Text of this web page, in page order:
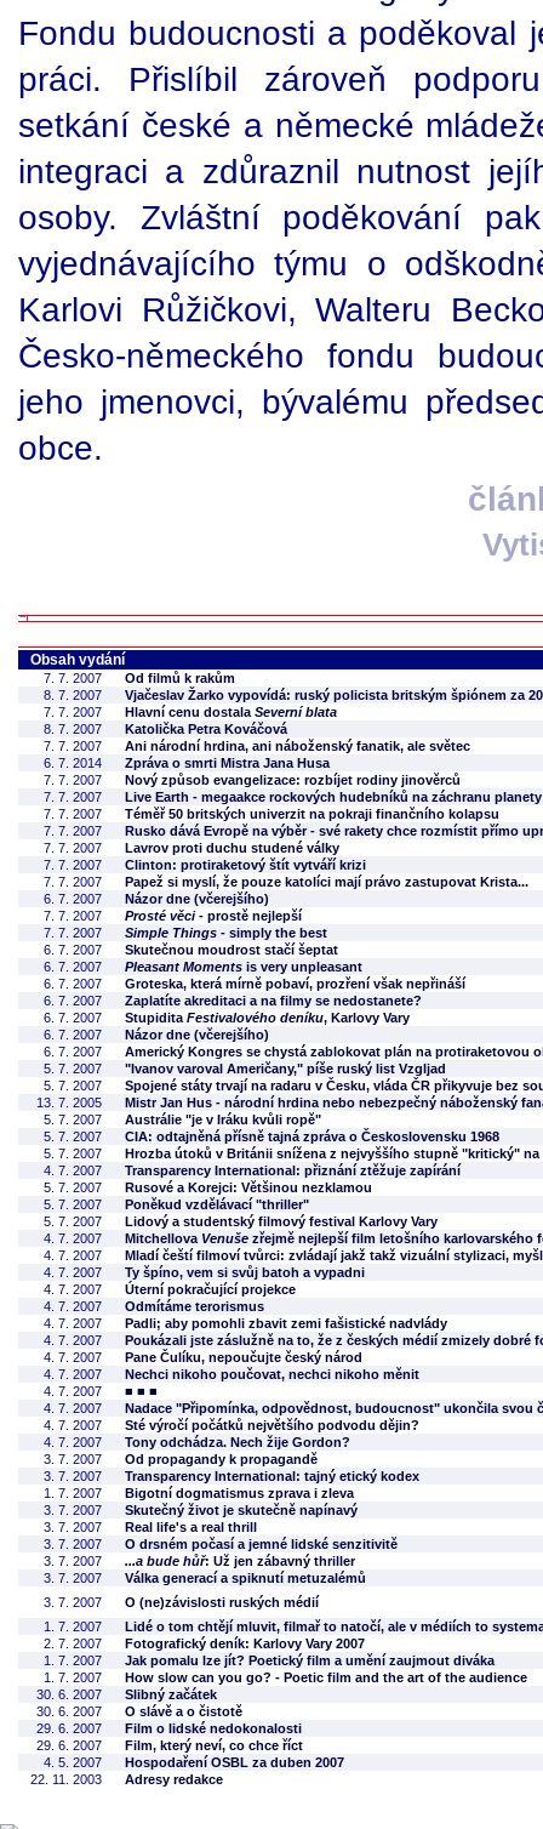
Fondu budoucnosti a poděkoval
práci. Přislíbil zároveň
setkání české a německé
integraci a zdůraznil nutnost
osoby. Zvláštní poděkování
vyjednávajícího týmu o
Karlovi Růžičkovi, Walteru
Česko-německého fondu
jeho jmenovci, bývalému
obce.
Obsah vydání
7. 7. 2007
Od filmů k rakům
8. 7. 2007
Vjačeslav Žarko vypovídá: ruský policista britským špiónem za
7. 7. 2007
Hlavní cenu dostala Severní blata
8. 7. 2007
Katolička Petra Kováčová
7. 7. 2007
Ani národní hrdina, ani náboženský fanatik, ale světec
6. 7. 2014
Zpráva o smrti Mistra Jana Husa
7. 7. 2007
Nový způsob evangelizace: rozbíjet rodiny jinověrců
7. 7. 2007
Live Earth - megaakce rockových hudebníků na záchranu planety
7. 7. 2007
Téměř 50 britských univerzit na pokraji finančního kolapsu
7. 7. 2007
Rusko dává Evropě na výběr - své rakety chce rozmístit přímo
7. 7. 2007
Lavrov proti duchu studené války
7. 7. 2007
Clinton: protiraketový štít vytváří krizi
7. 7. 2007
Papež si myslí, že pouze katolíci mají právo zastupovat Krista...
6. 7. 2007
Názor dne (včerejšího)
7. 7. 2007
Prosté věci- prostě nejlepší
7. 7. 2007
Simple Things - simply the best
6. 7. 2007
Skutečnou moudrost stačí šeptat
6. 7. 2007
Pleasant Moments is very unpleasant
6. 7. 2007
Groteska, která mírně pobaví, prozření však nepřináší
6. 7. 2007
Zaplatíte akreditaci a na filmy se nedostanete?
6. 7. 2007
Stupidita Festivalového deníku, Karlovy Vary
6. 7. 2007
Názor dne (včerejšího)
6. 7. 2007
Americký Kongres se chystá zablokovat plán na protiraketovou
5. 7. 2007
"Ivanov varoval Američany," píše ruský list Vzgljad
5. 7. 2007
Spojené státy trvají na radaru v Česku, vláda ČR přikyvuje bez
13. 7. 2005
Mistr Jan Hus - národní hrdina nebo nebezpečný náboženský
5. 7. 2007
Austrálie "je v Iráku kvůli ropě"
5. 7. 2007
CIA: odtajněná přísně tajná zpráva o Československu 1968
5. 7. 2007
Hrozba útoků v Británii snížena z nejvyššího stupně "kritický" na
4. 7. 2007
Transparency International: přiznání ztěžuje zapírání
5. 7. 2007
Rusové a Korejci: Většinou nezklamou
5. 7. 2007
Poněkud vzdělávací "thriller"
5. 7. 2007
Lidový a studentský filmový festival Karlovy Vary
4. 7. 2007
Mitchellova Venuše zřejmě nejlepší film letošního karlovarského
4. 7. 2007
Mladí čeští filmoví tvůrci: zvládají jakž takž vizuální stylizaci,
4. 7. 2007
Ty špíno, vem si svůj batoh a vypadni
4. 7. 2007
Úterní pokračující projekce
4. 7. 2007
Odmítáme terorismus
4. 7. 2007
Padli; aby pomohli zbavit zemi fašistické nadvlády
4. 7. 2007
Poukázali jste záslužně na to, že z českých médií zmizely dobré
4. 7. 2007
Pane Čulíku, nepoučujte český národ
4. 7. 2007
Nechci nikoho poučovat, nechci nikoho měnit
4. 7. 2007
■ ■ ■
4. 7. 2007
Nadace "Připomínka, odpovědnost, budoucnost" ukončila svou
4. 7. 2007
Sté výročí počátků největšího podvodu dějin?
4. 7. 2007
Tony odchádza. Nech žije Gordon?
3. 7. 2007
Od propagandy k propagandě
3. 7. 2007
Transparency International: tajný etický kodex
1. 7. 2007
Bigotní dogmatismus zprava i zleva
3. 7. 2007
Skutečný život je skutečně napínavý
3. 7. 2007
Real life's a real thrill
3. 7. 2007
O drsném počasí a jemné lidské senzitivitě
3. 7. 2007
...a bude hůř: Už jen zábavný thriller
3. 7. 2007
Válka generací a spiknutí metuzalémů
3. 7. 2007
O (ne)závislosti ruských médií
1. 7. 2007
Lidé o tom chtějí mluvit, filmař to natočí, ale v médiích to
2. 7. 2007
Fotografický deník: Karlovy Vary 2007
1. 7. 2007
Jak pomalu lze jít? Poetický film a umění zaujmout diváka
1. 7. 2007
How slow can you go? - Poetic film and the art of the audience
30. 6. 2007
Slibný začátek
30. 6. 2007
O slávě a o čistotě
29. 6. 2007
Film o lidské nedokonalosti
29. 6. 2007
Film, který neví, co chce říct
4. 5. 2007
Hospodaření OSBL za duben 2007
22. 11. 2003
Adresy redakce